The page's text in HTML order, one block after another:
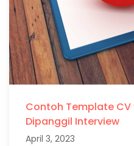
Contoh Template CV
Dipanggil Interview
April 3, 2023